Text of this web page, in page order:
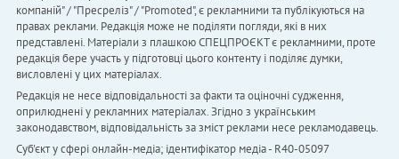
компаній" / "Пресреліз" / "Promoted", є рекламними та публікуються на
правах реклами. Редакція може не поділяти погляди, які в них
представлені. Матеріали з плашкою СПЕЦПРОЄКТ є рекламними, проте
редакція бере участь у підготовці цього контенту і поділяє думки,
висловлені у цих матеріалах.
Редакція не несе відповідальності за факти та оціночні судження,
оприлюднені у рекламних матеріалах. Згідно з українським
законодавством, відповідальність за зміст реклами несе рекламодавець.
Cуб'єкт у сфері онлайн-медіа; ідентифікатор медіа - R40-05097